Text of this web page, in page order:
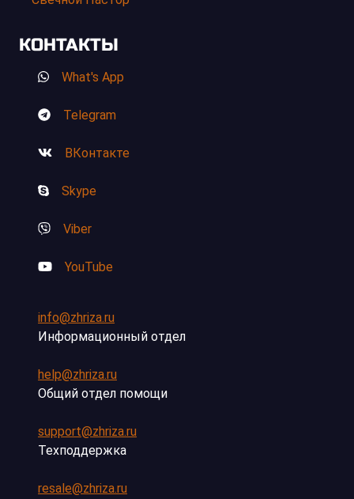
КОНТАКТЫ
What's App
Telegram
ВКонтакте
Skype
Viber
YouTube
info@zhriza.ru
Информационный отдел
help@zhriza.ru
Общий отдел помощи
support@zhriza.ru
Техподдержка
resale@zhriza.ru